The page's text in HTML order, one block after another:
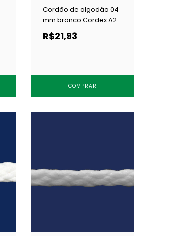
Cordão de algodão 04
mm branco Cordex A2
N c/ 50 m
R$21,93
COMPRAR